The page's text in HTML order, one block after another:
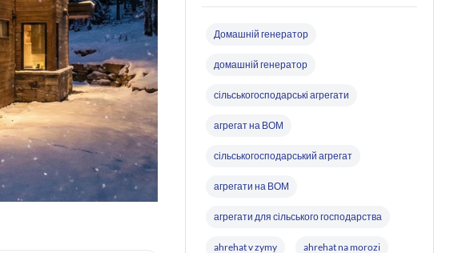
Домашній генератор
домашній генератор
сільськогосподарські агрегати
агрегат на ВОМ
сільськогосподарський агрегат
агрегати на ВОМ
агрегати для сільського господарства
ahrehat v zymy ahrehat na morozi